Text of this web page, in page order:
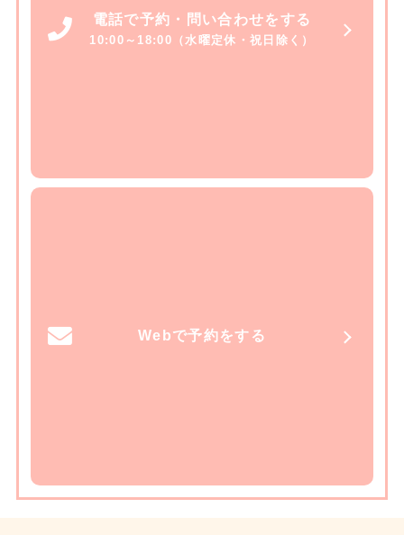
電話で予約・問い合わせをする
10:00～18:00（水曜定休・祝日除く）
Webで予約をする